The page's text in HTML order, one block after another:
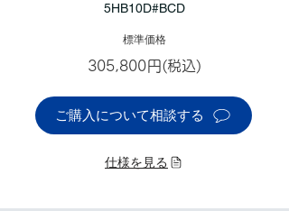
5HB10D#BCD
標準価格
305,800円(税込)
ご購入について相談する
仕様を見る